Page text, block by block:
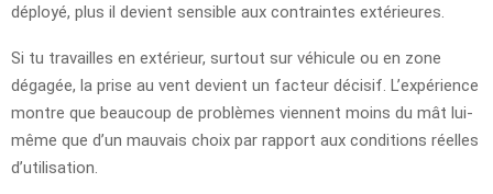
déployé, plus il devient sensible aux contraintes extérieures.
Si tu travailles en extérieur, surtout sur véhicule ou en zone
dégagée, la prise au vent devient un facteur décisif. L’expérience
montre que beaucoup de problèmes viennent moins du mât lui-
même que d’un mauvais choix par rapport aux conditions réelles
d’utilisation.